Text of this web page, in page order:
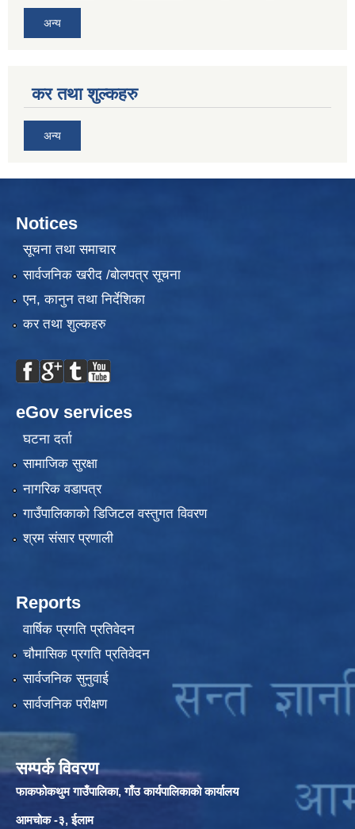
अन्य
कर तथा शुल्कहरु
अन्य
Notices
सूचना तथा समाचार
सार्वजनिक खरीद /बोलपत्र सूचना
एन, कानुन तथा निर्देशिका
कर तथा शुल्कहरु
eGov services
घटना दर्ता
सामाजिक सुरक्षा
नागरिक वडापत्र
गाउँपालिकाको डिजिटल वस्तुगत विवरण
श्रम संसार प्रणाली
Reports
वार्षिक प्रगति प्रतिवेदन
चौमासिक प्रगति प्रतिवेदन
सार्वजनिक सुनुवाई
सार्वजनिक परीक्षण
सम्पर्क विवरण
फाकफोकथुम गाउँपालिका, गाँउ कार्यपालिकाको कार्यालय
आमचोक -३, ईलाम